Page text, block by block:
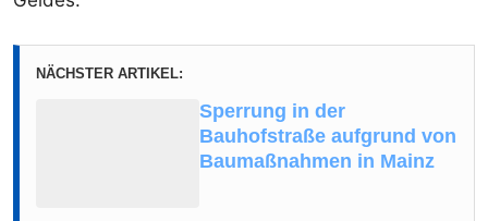
NÄCHSTER ARTIKEL:
Sperrung in der
Bauhofstraße aufgrund von
Baumaßnahmen in Mainz